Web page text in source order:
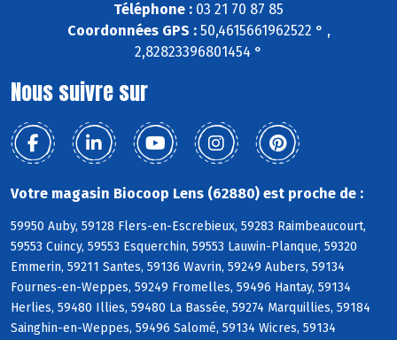
Téléphone : 03 21 70 87 85
Coordonnées GPS :50,4615661962522 ° ,
2,82823396801454 °
Nous suivre sur
Votre magasin Biocoop Lens (62880) est proche de :
59950 Auby, 59128 Flers-en-Escrebieux, 59283 Raimbeaucourt,
59553 Cuincy, 59553 Esquerchin, 59553 Lauwin-Planque, 59320
Emmerin, 59211 Santes, 59136 Wavrin, 59249 Aubers, 59134
Fournes-en-Weppes, 59249 Fromelles, 59496 Hantay, 59134
Herlies, 59480 Illies, 59480 La Bassée, 59274 Marquillies, 59184
Sainghin-en-Weppes, 59496 Salomé, 59134 Wicres, 59134